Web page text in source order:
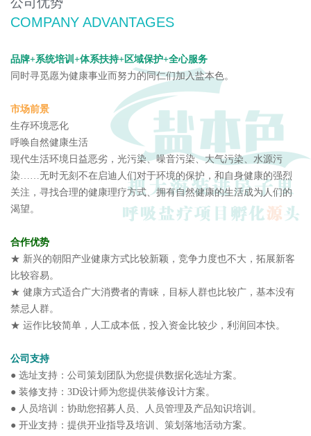
COMPANY ADVANTAGES
品牌+系统培训+体系扶持+区域保护+全心服务
同时寻觅愿为健康事业而努力的同仁们加入盐本色。
市场前景
生存环境恶化
呼唤自然健康生活
现代生活环境日益恶劣，光污染、噪音污染、大气污染、水源污
染……无时无刻不在启迪人们对于环境的保护，和自身健康的强烈
关注，寻找合理的健康理疗方式、拥有自然健康的生活成为人们的
渴望。
合作优势
★ 新兴的朝阳产业健康方式比较新颖，竞争力度也不大，拓展新客
比较容易。
★ 健康方式适合广大消费者的青睐，目标人群也比较广，基本没有
禁忌人群。
★ 运作比较简单，人工成本低，投入资金比较少，利润回本快。
公司支持
● 选址支持：公司策划团队为您提供数据化选址方案。
● 装修支持：3D设计师为您提供装修设计方案。
● 人员培训：协助您招募人员、人员管理及产品知识培训。
● 开业支持：提供开业指导及培训、策划落地活动方案。